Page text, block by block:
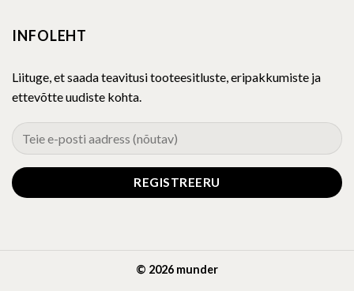
INFOLEHT
Liituge, et saada teavitusi tooteesitluste, eripakkumiste ja
ettevõtte uudiste kohta.
© 2026 munder